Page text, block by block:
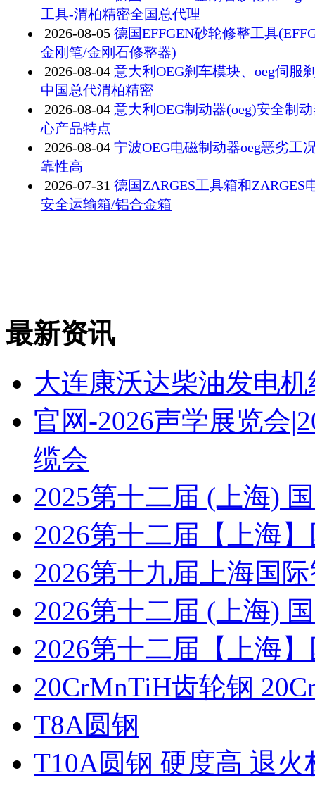
工具-渭柏精密全国总代理
2026-08-05 德国EFFGEN砂轮修整工具
金刚笔/金刚石修整器)
2026-08-04 意大利OEG刹车模块、oeg伺服
中国总代渭柏精密
2026-08-04 意大利OEG制动器(oeg)安全制
心产品特点
2026-08-04 宁波OEG电磁制动器oeg恶劣工
靠性高
2026-07-31 德国ZARGES工具箱和ZARGES
安全运输箱/铝合金箱
最新资讯
大连康沃达柴油发电机
官网-2026声学展览会
缆会
2025第十二届 (上海)
2026第十二届【上海
2026第十九届上海国
2026第十二届 (上海)
2026第十二届【上海
20CrMnTiH齿轮钢
T8A圆钢
T10A圆钢 硬度高 退火